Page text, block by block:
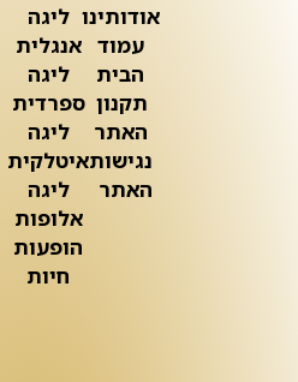
אודותינו
עמוד
הבית
תקנון
האתר
נגישות
האתר
ליגה
אנגלית
ליגה
ספרדית
ליגה
איטלקית
ליגה
אלופות
הופעות
חיות